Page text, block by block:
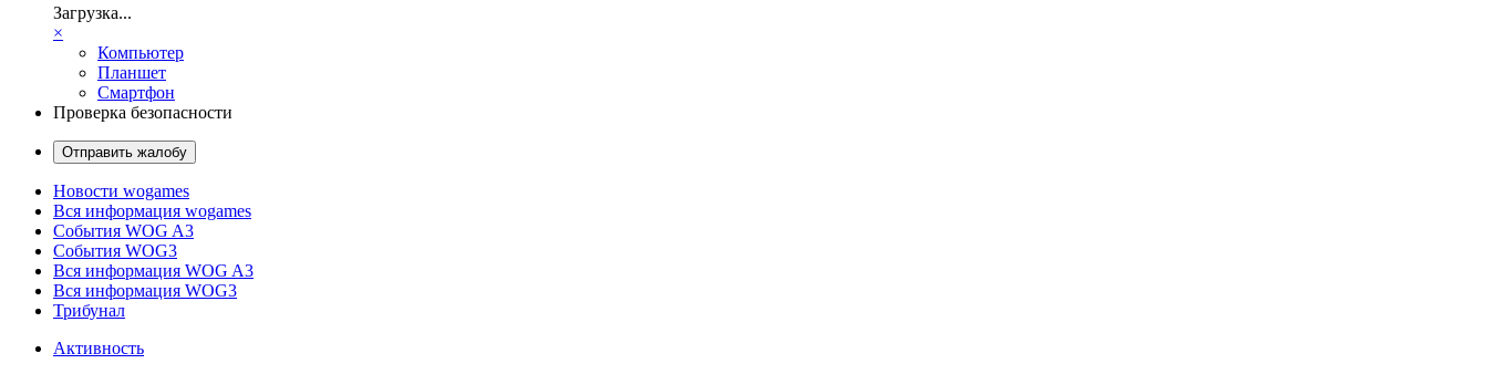
Загрузка...
×
Компьютер
Планшет
Смартфон
Проверка безопасности
Отправить жалобу
Новости wogames
Вся информация wogames
События WOG A3
События WOG3
Вся информация WOG A3
Вся информация WOG3
Трибунал
Активность